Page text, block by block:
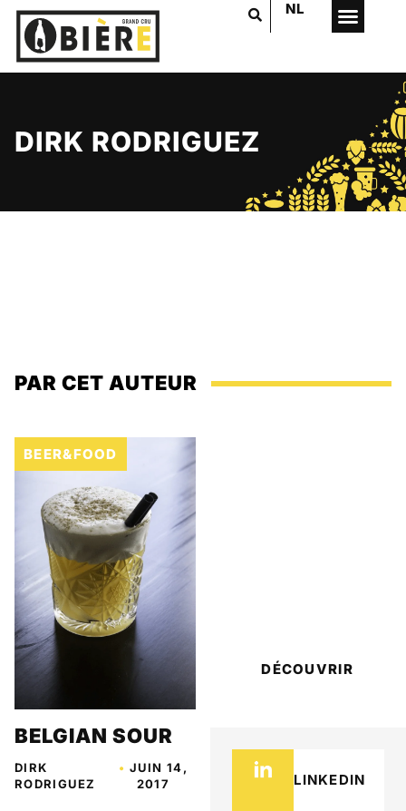
NL
DIRK RODRIGUEZ
PAR CET AUTEUR
BEER&FOOD
BELGIAN SOUR
DIRK
RODRIGUEZ
• JUIN 14,
2017
DÉCOUVRIR
LINKEDIN